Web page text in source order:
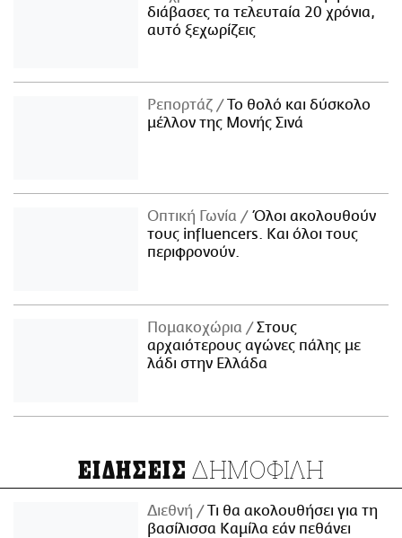
διάβασες τα τελευταία 20 χρόνια,
αυτό ξεχωρίζεις
Ρεπορτάζ
Το θολό και δύσκολο
μέλλον της Μονής Σινά
Οπτική Γωνία
Όλοι ακολουθούν
τους influencers. Και όλοι τους
περιφρονούν.
Πομακοχώρια
Στους
αρχαιότερους αγώνες πάλης με
λάδι στην Ελλάδα
ΕΙΔΗΣΕΙΣ ΔΗΜΟΦΙΛΗ
Διεθνή
Τι θα ακολουθήσει για τη
βασίλισσα Καμίλα εάν πεθάνει